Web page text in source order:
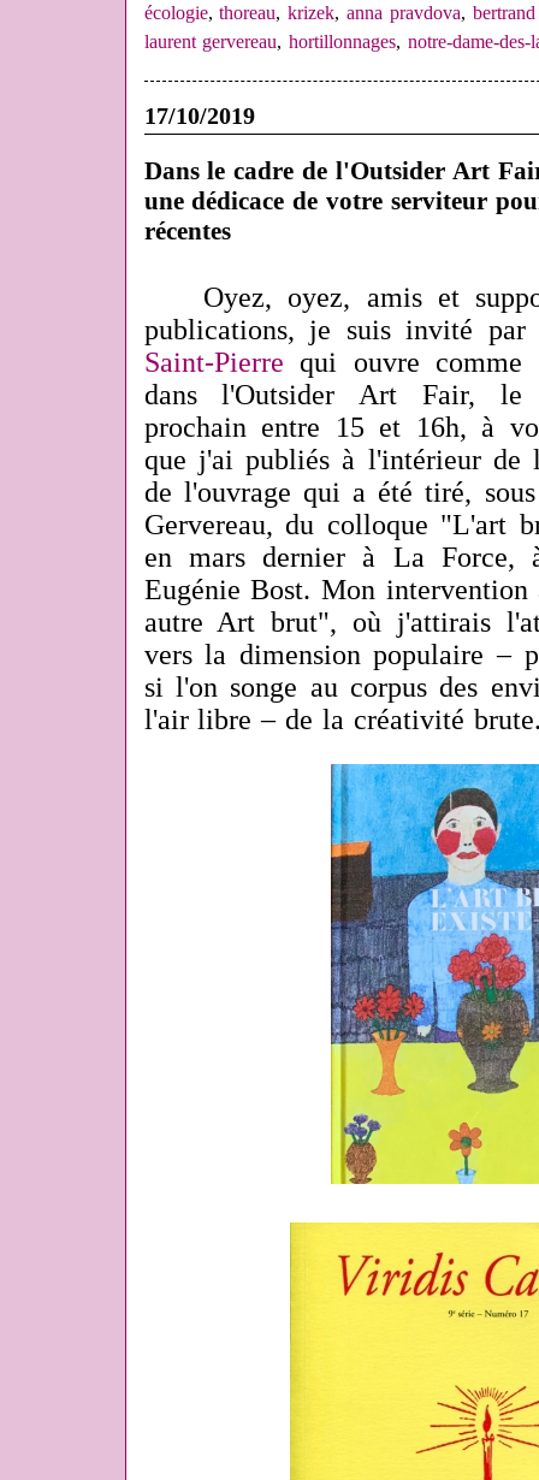
écologie,thoreau,krizek,anna pravdova,
laurent gervereau,hortillonnages,notre-dame-des-
17/10/2019
Dans le cadre de l'Outsider Art
une dédicace de votre serviteur
récentes
Oyez, oyez, amis et
publications, je suis invité
Saint-Pierre qui ouvre comme
dans l'Outsider Art Fair, le
prochain entre 15 et 16h, à
que j'ai publiés à l'intérieur
de l'ouvrage qui a été tiré,
Gervereau, du colloque "L'art
en mars dernier à La Force,
Eugénie Bost. Mon
autre Art brut", où j'attirais
vers la dimension populaire –
si l'on songe au corpus des
l'air libre – de la créativité